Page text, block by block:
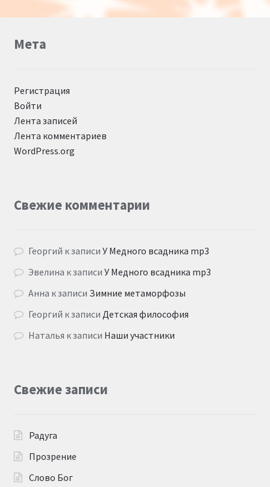
Мета
Регистрация
Войти
Лента записей
Лента комментариев
WordPress.org
Свежие комментарии
Георгий к записиУ Медного всадника mp3
Эвелина к записиУ Медного всадника mp3
Анна к записи Зимние метаморфозы
Георгий к записи Детская философия
Наталья к записи Наши участники
Свежие записи
Радуга
Прозрение
Слово Бог